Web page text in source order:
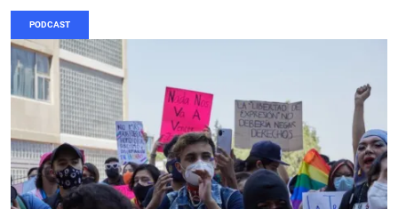
PODCAST